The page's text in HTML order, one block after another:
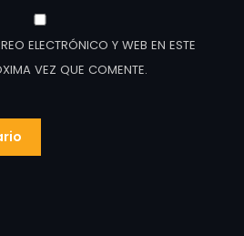
ELECTRÓNICO Y WEB EN ESTE
VEZ QUE COMENTE.